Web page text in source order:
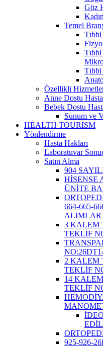
Göz
Temel
Özellikli
Anne Dostu
Bebek Dostu
Sunum ve
HEALTH TOURISM
Yönlendirme
Hasta Hakları
Laboratuvar
Satın Alma
904
HİSENSE
ÜNİTE
664-665-
ALIMLAR
3 KALEM
TEKLİF
2 KALEM
TEKLİF
14
TEKLİF
925-926-